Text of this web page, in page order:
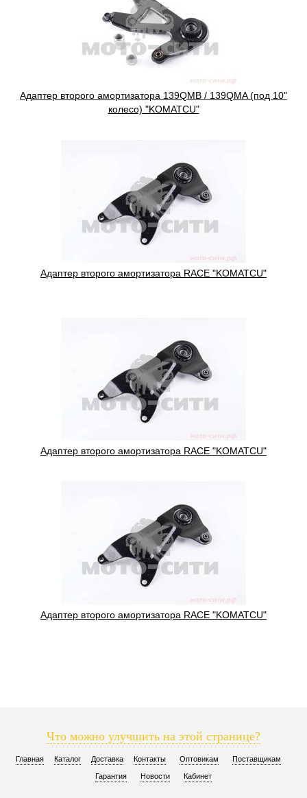
Адаптер второго амортизатора 139QMB / 139QMA (под 10"
колесо) "KOMATCU"
Адаптер второго амортизатора RACE "KOMATCU"
Адаптер второго амортизатора RACE "KOMATCU"
Адаптер второго амортизатора RACE "KOMATCU"
Что можно улучшить на этой странице?
Главная Каталог Доставка Контакты Оптовикам Поставщикам
Гарантия Новости Кабинет